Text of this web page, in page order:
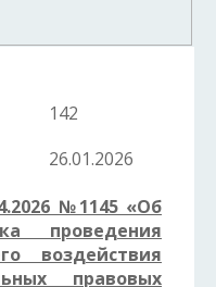
142
26.01.2026
№1145 «Об
проведения
воздействия
правовых